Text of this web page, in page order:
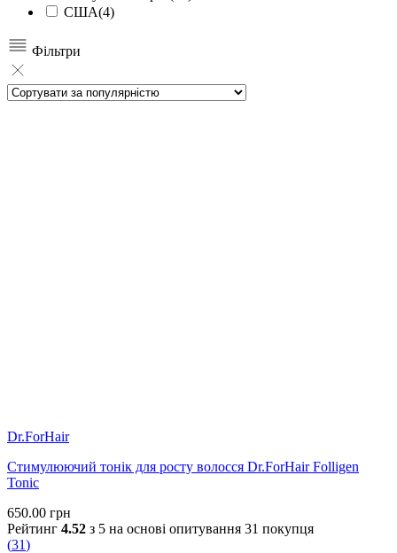
США(4)
Фільтри
Dr.ForHair
Стимулюючий тонік для росту волосся Dr.ForHair Folligen
Tonic
650.00 грн
Рейтинг 4.52 з 5 на основі опитування 31 покупця
(31)